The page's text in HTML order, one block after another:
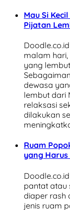
Mau Si
Pijatan
malam
yang
dewasa
lembut dari
relaksasi
dilakukan
Ruam
yang
pantat atau
diaper rash
jenis ruam